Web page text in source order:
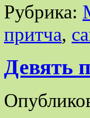
Рубрика:
притча,
Девять